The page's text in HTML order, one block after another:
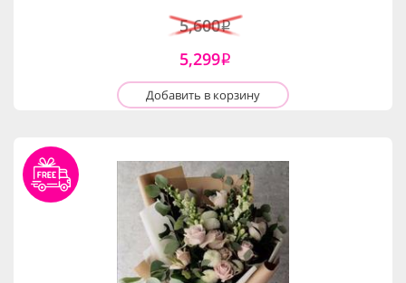
5,600i
5,299i
Добавить в корзину